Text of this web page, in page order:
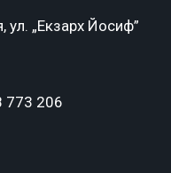
ул. „Екзарх Йосиф”
773 206